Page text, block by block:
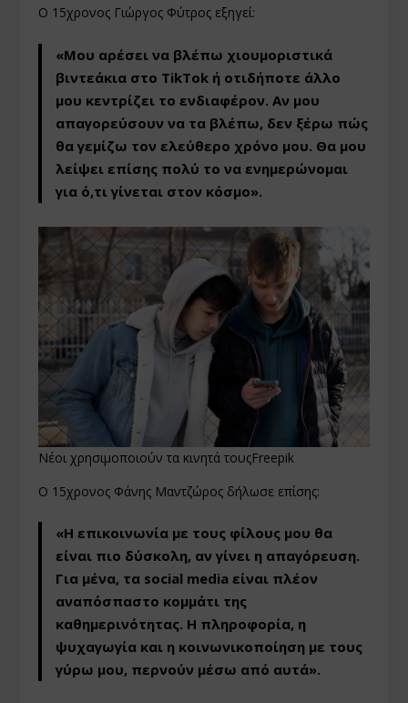
Ο 15χρονος Γιώργος Φύτρος εξηγεί:
«Μου αρέσει να βλέπω χιουμοριστικά
βιντεάκια στο TikTok ή οτιδήποτε άλλο
μου κεντρίζει το ενδιαφέρον. Αν μου
απαγορεύσουν να τα βλέπω, δεν ξέρω πώς
θα γεμίζω τον ελεύθερο χρόνο μου. Θα μου
λείψει επίσης πολύ το να ενημερώνομαι
για ό,τι γίνεται στον κόσμο».
Νέοι χρησιμοποιούν τα κινητά τουςFreepik
Ο 15χρονος Φάνης Μαντζώρος δήλωσε επίσης:
«Η επικοινωνία με τους φίλους μου θα
είναι πιο δύσκολη, αν γίνει η απαγόρευση.
Για μένα, τα social media είναι πλέον
αναπόσπαστο κομμάτι της
καθημερινότητας. Η πληροφορία, η
ψυχαγωγία και η κοινωνικοποίηση με τους
γύρω μου, περνούν μέσω από αυτά».